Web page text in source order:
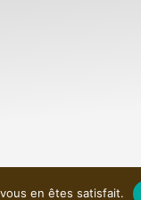
en êtes satisfait.